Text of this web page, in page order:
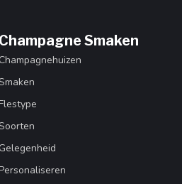
Champagne Smaken
Champagnehuizen
Gelegenheid